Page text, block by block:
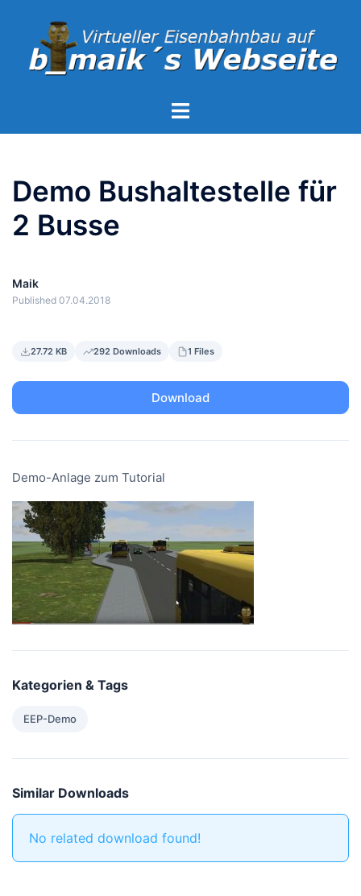
springen
Menü
Demo Bushaltestelle für
2 Busse
Maik
Published 07.04.2018
27.72 KB 292 Downloads 1 Files
Download
Demo-Anlage zum Tutorial
Kategorien & Tags
EEP-Demo
Similar Downloads
No related download found!